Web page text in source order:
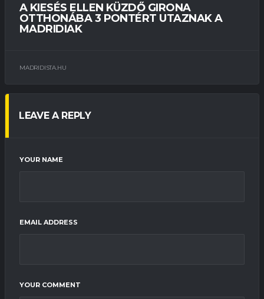
A KIESÉS ELLEN KÜZDŐ GIRONA
OTTHONÁBA 3 PONTÉRT UTAZNAK A
MADRIDIAK
MADRIDISTA.HU
LEAVE A REPLY
YOUR NAME
EMAIL ADDRESS
YOUR COMMENT